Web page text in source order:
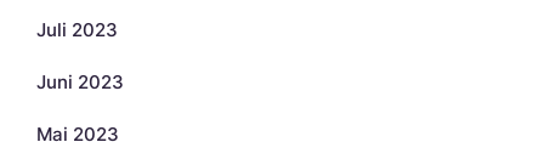
Juli 2023
Juni 2023
Mai 2023